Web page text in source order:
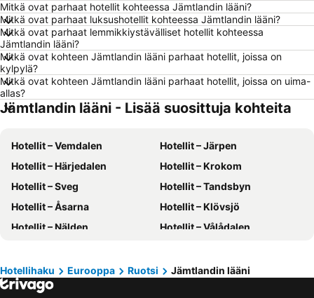
Hotellit – Vantaa
Hotellit – Pariisi
Hotellit – Rooma
Hotellit – Berliini
Hotellit – Kalajoki
Hotellit – Gran Canaria
Hotellit – Malta
Hotellit – Teneriffa
Hotellit – Aurinkorannikko
Hotellit – Gardajärvi
Hotellit – Koh Samui
Hotellit – Santorini Saari
Hotellit – Espanja
Hotellit – Malta
Hotellit – Madeira
Hotellit – Algarve
Mitkä ovat parhaat hotellit kohteessa Jämtlandin lääni?
Mitkä ovat parhaat luksushotellit kohteessa Jämtlandin lääni?
Mitkä ovat parhaat lemmikkiystävälliset hotellit kohteessa
Jämtlandin lääni?
Mitkä ovat kohteen Jämtlandin lääni parhaat hotellit, joissa on
kylpylä?
Mitkä ovat kohteen Jämtlandin lääni parhaat hotellit, joissa on uima-
allas?
Jämtlandin lääni - Lisää suosittuja kohteita
Hotellit – Vemdalen
Hotellit – Järpen
Hotellit – Härjedalen
Hotellit – Krokom
Hotellit – Sveg
Hotellit – Tandsbyn
Hotellit – Åsarna
Hotellit – Klövsjö
Hotellit – Nälden
Hotellit – Vålådalen
Hotellit – Hoting
Hotellit – Tänndalen
Hotellit – Hede
Hotellihaku Eurooppa Ruotsi Jämtlandin lääni